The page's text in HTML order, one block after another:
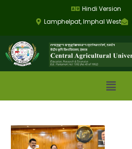
Lamphelpat, Imphal West
Hindi Version